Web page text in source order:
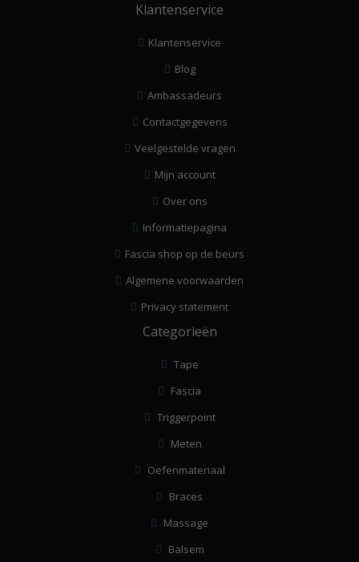
Klantenservice
Klantenservice
Blog
Ambassadeurs
Contactgegevens
Veelgestelde vragen
Mijn account
Over ons
Informatiepagina
Fascia shop op de beurs
Algemene voorwaarden
Privacy statement
Categorieën
Tape
Fascia
Triggerpoint
Meten
Oefenmateriaal
Braces
Massage
Balsem